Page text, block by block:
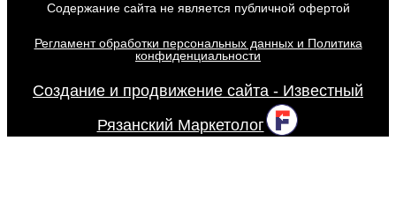
Содержание сайта не является публичной офертой
Регламент обработки персональных данных и Политика
конфиденциальности
Создание и продвижение сайта - Известный
Рязанский Маркетолог